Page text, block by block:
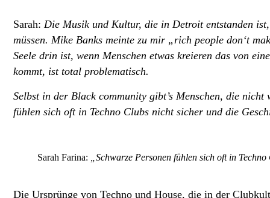
Sarah: Die Musik und Kultur, die in Detroit entstanden
müssen. Mike Banks meinte zu mir „rich people don‘t
Seele drin ist, wenn Menschen etwas kreieren das von
kommt, ist total problematisch.
Selbst in der Black community gibt’s Menschen, die
fühlen sich oft in Techno Clubs nicht sicher und die
Sarah Farina: „Schwarze Personen fühlen sich oft in
Die Ursprünge von Techno und House, die in der